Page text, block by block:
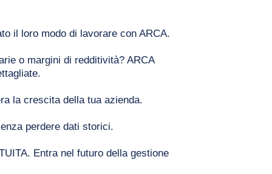
il loro modo di lavorare con ARCA.
o margini di redditività? ARCA
la crescita della tua azienda.
perdere dati storici.
Entra nel futuro della gestione